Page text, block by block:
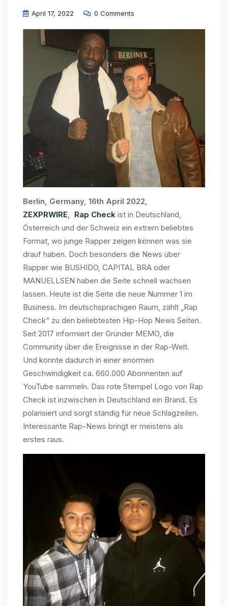
April 17, 2022 0 Comments
Berlin, Germany, 16th April 2022,
ZEXPRWIRE
Rap Check ist in Deutschland,
Österreich und der Schweiz ein extrem beliebtes
Format, wo junge Rapper zeigen können was sie
drauf haben. Doch besonders die News über
Rapper wie BUSHIDO, CAPITAL BRA oder
MANUELLSEN haben die Seite schnell wachsen
lassen. Heute ist die Seite die neue Nummer 1 im
Business. Im deutschsprachigen Raum, zählt „Rap
Check“ zu den beliebtesten Hip-Hop News Seiten.
Seit 2017 informiert der Gründer MEMO, die
Community über die Ereignisse in der Rap-Welt.
Und konnte dadurch in einer enormen
Geschwindigkeit ca. 660.000 Abonnenten auf
YouTube sammeln. Das rote Stempel Logo von Rap
Check ist inzwischen in Deutschland ein Brand. Es
polarisiert und sorgt ständig für neue Schlagzeilen.
Interessante Rap-News bringt er meistens als
erstes raus.